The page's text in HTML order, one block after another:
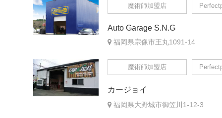
魔術師加盟店
Auto Garage S.N.G
福岡県宗像市王丸1091-14
魔術師加盟店
カージョイ
福岡県大野城市御笠川1-12-3